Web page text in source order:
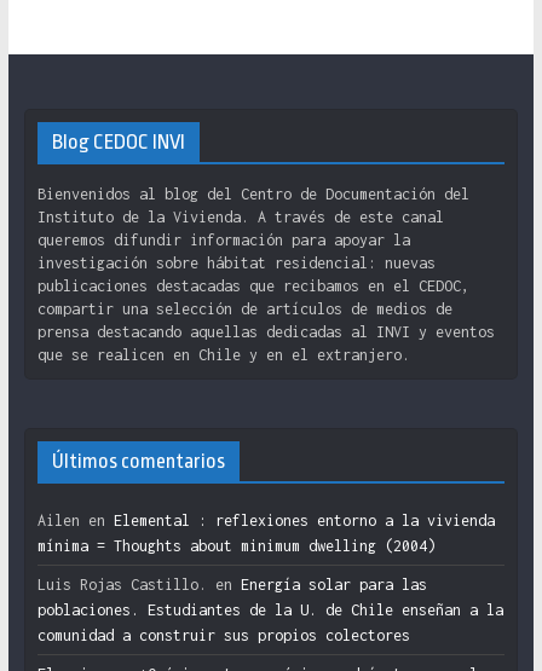
Blog CEDOC INVI
Bienvenidos al blog del Centro de Documentación del
Instituto de la Vivienda. A través de este canal
queremos difundir información para apoyar la
investigación sobre hábitat residencial: nuevas
publicaciones destacadas que recibamos en el CEDOC,
compartir una selección de artículos de medios de
prensa destacando aquellas dedicadas al INVI y eventos
que se realicen en Chile y en el extranjero.
Últimos comentarios
Ailen en Elemental : reflexiones entorno a la vivienda
mínima = Thoughts about minimum dwelling (2004)
Luis Rojas Castillo. en Energía solar para las
poblaciones. Estudiantes de la U. de Chile enseñan a la
comunidad a construir sus propios colectores